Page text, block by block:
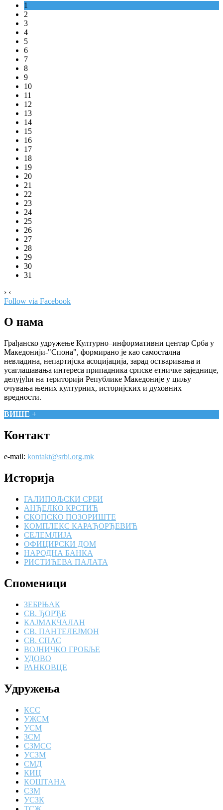
1
2
3
4
5
6
7
8
9
10
11
12
13
14
15
16
17
18
19
20
21
22
23
24
25
26
27
28
29
30
31
› ‹
Follow via Facebook
О нама
Грађанско удружење Културно–информативни центар Срба у
Македонији-"Спона", формирано је као самостална
невладина, непартијска асоцијација, зарад остваривања и
усаглашавања интереса припадника српске етничке заједнице,
делујући на територији Републике Македоније у циљу
очувања њених културних, историјских и духовних
вредности.
ВИШЕ +
Контакт
e-mail: kontakt@srbi.org.mk
Историја
ГАЛИПОЉСКИ СРБИ
АНЂЕЛКО КРСТИЋ
СКОПСКО ПОЗОРИШТЕ
КОМПЛЕКС КАРАЂОРЂЕВИЋ
СЕЛЕМЛИЈА
ОФИЦИРСКИ ДОМ
НАРОДНА БАНКА
РИСТИЋЕВА ПАЛАТА
Споменици
ЗЕБРЊАК
СВ. ЂОРЂЕ
КАЈМАКЧАЛАН
СВ. ПАНТЕЛЕЈМОН
СВ. СПАС
ВОЈНИЧКО ГРОБЉЕ
УДОВО
РАНКОВЦЕ
Удружења
КСС
УЖСМ
УСМ
ЗСМ
СЗМСС
УСЗМ
СМД
КИЦ
КОШТАНА
СЗМ
УСЗК